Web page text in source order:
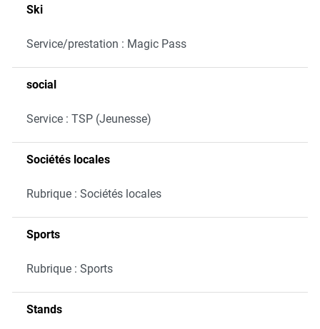
Ski
Service/prestation : Magic Pass
social
Service : TSP (Jeunesse)
Sociétés locales
Rubrique : Sociétés locales
Sports
Rubrique : Sports
Stands